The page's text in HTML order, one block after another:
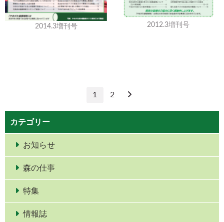
2014.3増刊号 2012.3増刊号
1 2
カテゴリー
お知らせ
森の仕事
特集
情報誌